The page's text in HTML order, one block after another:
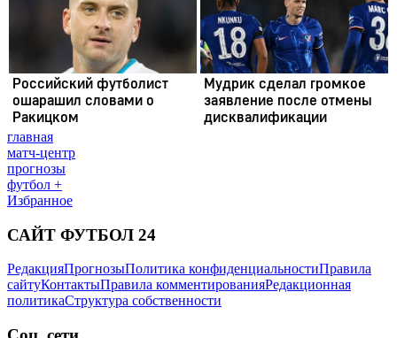
главная
матч-центр
прогнозы
футбол +
Избранное
САЙТ ФУТБОЛ 24
РедакцияПрогнозыПолитика конфиденциальностиПравила
сайтуКонтактыПравила комментированияРедакционная
политикаСтруктура собственности